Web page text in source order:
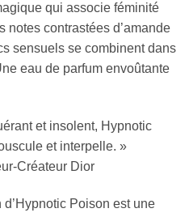
qui associe féminité
notes contrastées d’amande
sensuels se combinent dans
eau de parfum envoûtante
et insolent, Hypnotic
et interpelle. »
Créateur Dior
Poison est une